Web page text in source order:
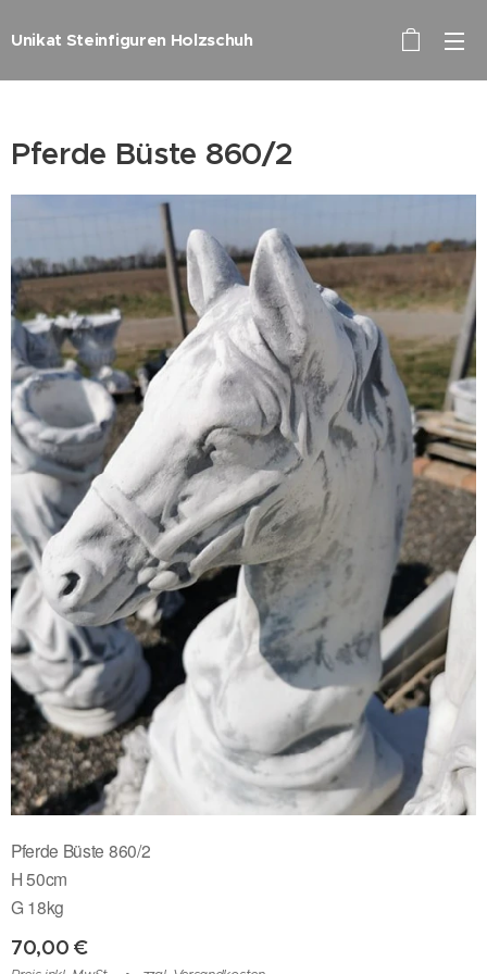
Unikat Steinfiguren Holzschuh
Pferde Büste 860/2
Pferde Büste 860/2
H 50cm
G 18kg
70,00 €